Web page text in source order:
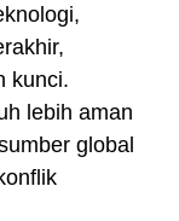
kunci.
lebih aman
global